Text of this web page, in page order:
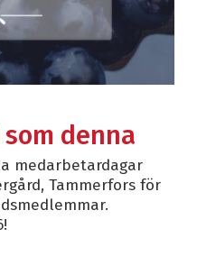
denna
medarbetardagar
Tammerfors för